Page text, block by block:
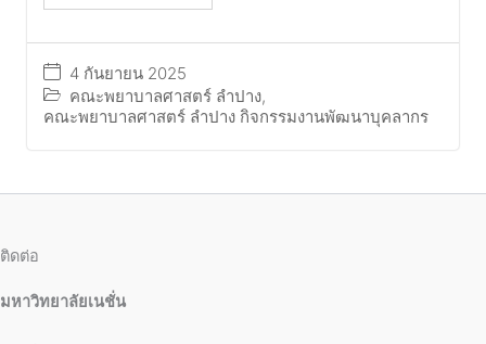
4 กันยายน 2025
คณะพยาบาลศาสตร์ ลำปาง,
คณะพยาบาลศาสตร์ ลำปาง กิจกรรมงานพัฒนาบุคลากร
ติดต่อ
มหาวิทยาลัยเนชั่น